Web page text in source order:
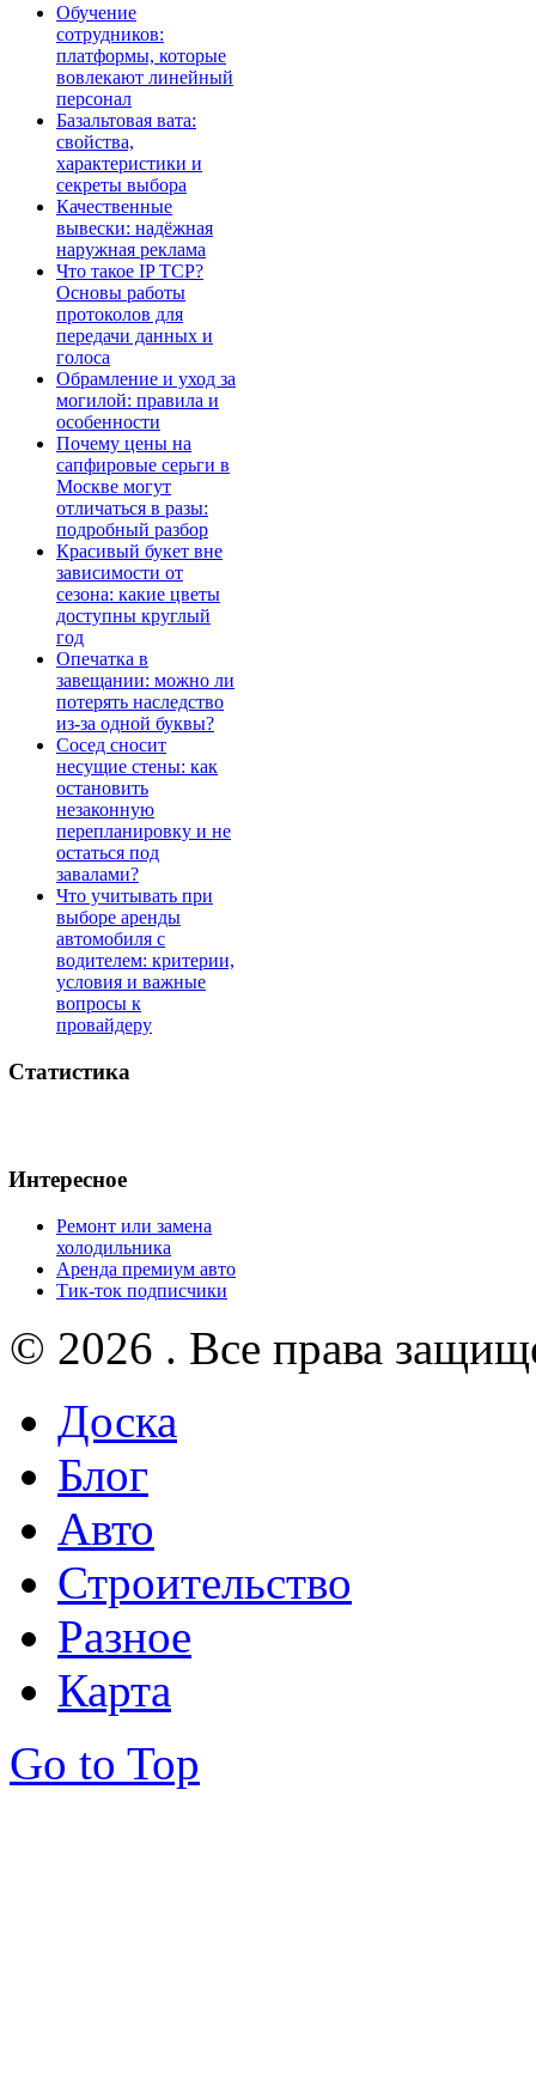
Обучение
сотрудников:
платформы, которые
вовлекают линейный
персонал
Базальтовая вата:
свойства,
характеристики и
секреты выбора
Качественные
вывески: надёжная
наружная реклама
Что такое IP TCP?
Основы работы
протоколов для
передачи данных и
голоса
Обрамление и уход за
могилой: правила и
особенности
Почему цены на
сапфировые серьги в
Москве могут
отличаться в разы:
подробный разбор
Красивый букет вне
зависимости от
сезона: какие цветы
доступны круглый
год
Опечатка в
завещании: можно ли
потерять наследство
из-за одной буквы?
Сосед сносит
несущие стены: как
остановить
незаконную
перепланировку и не
остаться под
завалами?
Что учитывать при
выборе аренды
автомобиля с
водителем: критерии,
условия и важные
вопросы к
провайдеру
Статистика
Интересное
Ремонт или замена
холодильника
Аренда премиум авто
Тик-ток подписчики
© 2026 . Все права
Доска
Блог
Авто
Строительство
Разное
Карта
Go to Top